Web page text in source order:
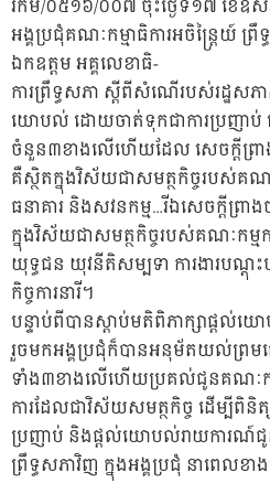
រកម/០៥១៦/០០៧ ចុះថ្ងៃទី១៧ ខែឧស
អង្គប្រជុំគណៈកម្មាធិការអចិន្រ្តៃយ៍ ព្
ឯកឧត្តម អគ្គលេខាធិ-
ការព្រឹទ្ធសភា ស្តីពីសំណើរបស់រដ្ឋសភ
យោបល់ ដោយចាត់ទុកជាការប្រញាប់ ល
ចំនួន៣ខាងលើហើយដែល សេចក្តីព្រា
គឺស្ថិតក្នុងវិស័យជាសមត្ថកិច្ចរបស់គណៈ
ធនាគារ និងសវនកម្ម…រីឯសេចក្តីព្រាង
ក្នុងវិស័យជាសមត្ថកិច្ចរបស់គណៈកម្
យុទ្ធជន យុវនីតិសម្បទា ការងារបណ្តុះប
កិច្ចការនារី។
បន្ទាប់ពីបានស្តាប់មតិពិភាក្សាផ្ត
រួចមកអង្គប្រជុំក៏បានអនុម័តយល់ព្រមល
ទាំង៣ខាងលើហើយប្រគល់ជូនគណៈក
ការដែលជាវិស័យសមត្ថកិច្ច ដើម្បីពិនិ
ប្រញាប់ និងផ្តល់យោបល់រាយការណ៍ជូ
ព្រឹទ្ធសភាវិញ ក្នុងអង្គប្រជុំ នាពេលខ